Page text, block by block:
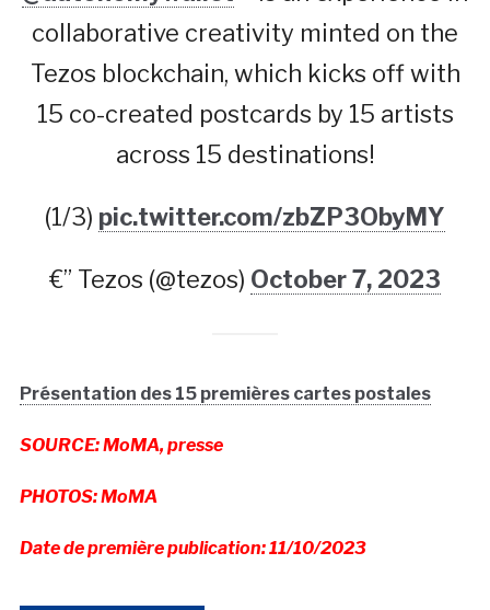
collaborative creativity minted on the
Tezos blockchain, which kicks off with
15 co-created postcards by 15 artists
across 15 destinations!
(1/3) pic.twitter.com/zbZP3ObyMY
€” Tezos (@tezos) October 7, 2023
Présentation des 15 premières cartes postales
SOURCE: MoMA, presse
PHOTOS: MoMA
Date de première publication: 11/10/2023